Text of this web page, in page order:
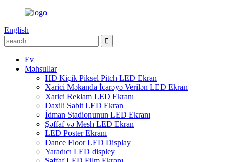
English
Ev
Məhsullar
HD Kiçik Piksel Pitch LED Ekran
Xarici Məkanda İcarəyə Verilən LED Ekran
Xarici Reklam LED Ekranı
Daxili Sabit LED Ekran
İdman Stadionunun LED Ekranı
Şəffaf və Mesh LED Ekran
LED Poster Ekranı
Dance Floor LED Display
Yaradıcı LED displey